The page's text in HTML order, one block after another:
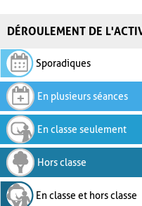
DÉROULEMENT DE
Sporadiques
En plusieurs séances
En classe seulement
Hors classe
En classe et hors classe